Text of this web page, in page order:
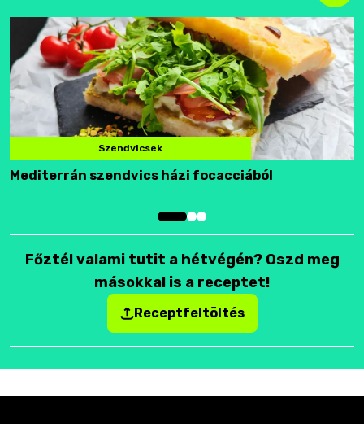
Szendvicsek
Mediterrán szendvics házi focacciából
Főztél valami tutit a hétvégén? Oszd meg
másokkal is a receptet!
Receptfeltöltés